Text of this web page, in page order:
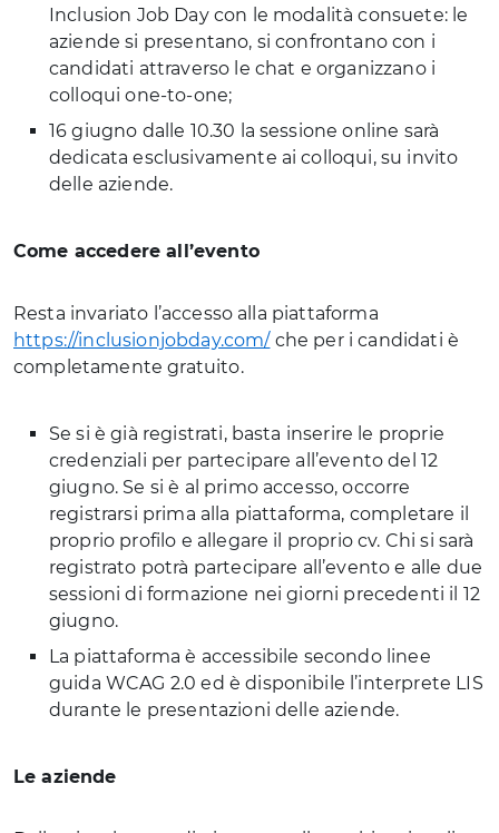
Inclusion Job Day con le modalità consuete: le
aziende si presentano, si confrontano con i
candidati attraverso le chat e organizzano i
colloqui one-to-one;
16 giugno dalle 10.30 la sessione online sarà
dedicata esclusivamente ai colloqui, su invito
delle aziende.
Come accedere all’evento
Resta invariato l’accesso alla piattaforma
https://inclusionjobday.com/che per i candidati è
completamente gratuito.
Se si è già registrati, basta inserire le proprie
credenziali per partecipare all’evento del 12
giugno. Se si è al primo accesso, occorre
registrarsi prima alla piattaforma, completare il
proprio profilo e allegare il proprio cv. Chi si sarà
registrato potrà partecipare all’evento e alle due
sessioni di formazione nei giorni precedenti il 12
giugno.
La piattaforma è accessibile secondo linee
guida WCAG 2.0 ed è disponibile l’interprete LIS
durante le presentazioni delle aziende.
Le aziende